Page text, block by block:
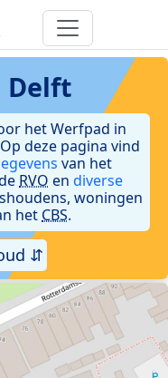
Delft
het Werfpad in
deze pagina vind
van het
RVO en diverse
woningen
het CBS.
⇵